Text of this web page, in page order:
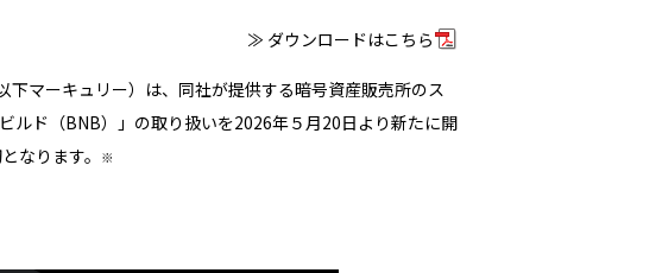
≫ ダウンロードはこちら
マーキュリー）は、同社が提供する暗号資産販売所のス
ルド（BNB）」の取り扱いを2026年５月20日より新たに開
なります。
※